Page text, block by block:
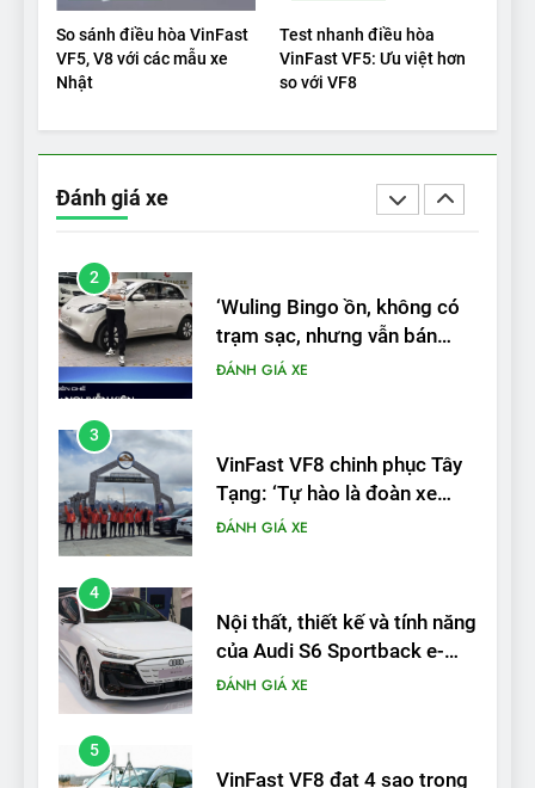
So sánh điều hòa VinFast
VF5, V8 với các mẫu xe
Nhật
Test nhanh điều hòa
VinFast VF5: Ưu việt hơn
so với VF8
Đánh giá xe
Xe tốt nhất để mua năm
2025: Green Car Reports
nêu tên 5 người vào chung
ĐÁNH GIÁ XE
2
‘Wuling Bingo ồn, không có
trạm sạc, nhưng vẫn bán
3
VinFast VF8 chinh phục Tây
Tạng: ‘Tự hào là đoàn xe
4
Nội thất, thiết kế và tính năng
của Audi S6 Sportback e-
5
VinFast VF8 đạt 4 sao trong
thử nghiệm an toàn NHTSA